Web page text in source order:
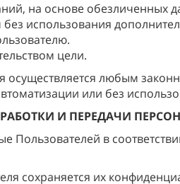
на основе
использования
цели.
осуществляется любым
или без
И ПЕРЕДАЧИ
в
сохраняется их